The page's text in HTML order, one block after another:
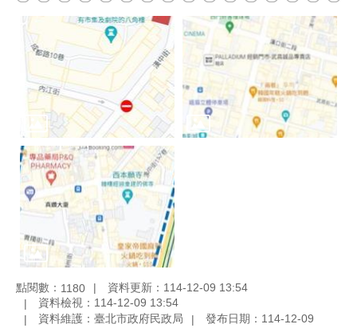
點閱數： 1180
資料更新：114-12-09 13:54
資料檢視：114-12-09 13:54
資料維護：臺北市政府民政局
發布日期：114-12-09